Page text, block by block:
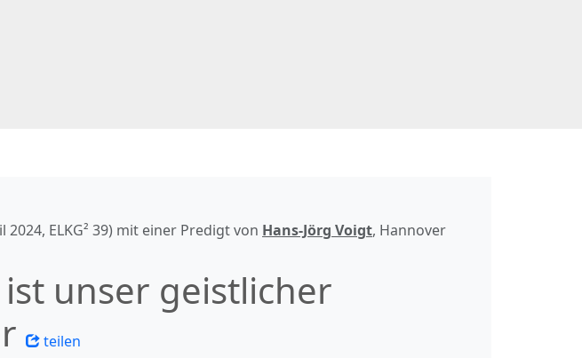
2024, ELKG² 39) mit einer Predigt von Hans-Jörg Voigt, Hannover
ist unser geistlicher
teilen